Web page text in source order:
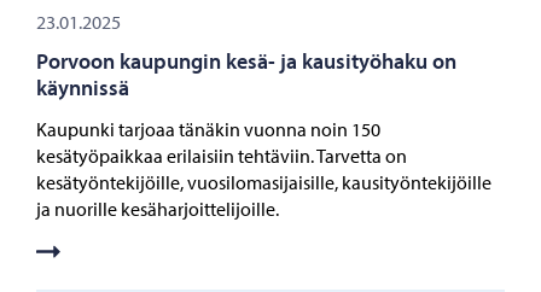
23.01.2025
Porvoon kaupungin kesä- ja kausityöhaku on
käynnissä
Kaupunki tarjoaa tänäkin vuonna noin 150
kesätyöpaikkaa erilaisiin tehtäviin. Tarvetta on
kesätyöntekijöille, vuosilomasijaisille, kausityöntekijöille
ja nuorille kesäharjoittelijoille.